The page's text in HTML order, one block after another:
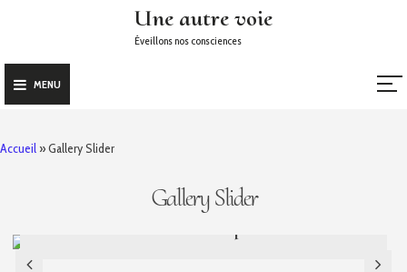
content
Une autre voie
Éveillons nos consciences
MENU
Accueil »Gallery Slider
Gallery Slider